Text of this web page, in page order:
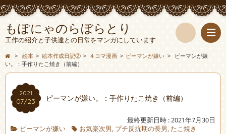
もぽにゃのらぼらとり
工作の紹介と子供達との日常をマンガにしています
検
索
> 絵本 > 絵本作成日記② > ４コマ漫画 > ピーマンが嫌い >
ピーマンが嫌
い。：手作りたこ焼き（前編）
2021
07/23 ピーマンが嫌い。：手作りたこ焼き（前編）
最終更新日時 : 2021年7月30日
ピーマンが嫌い
お気楽次男, プチ反抗期の長男, たこ焼き